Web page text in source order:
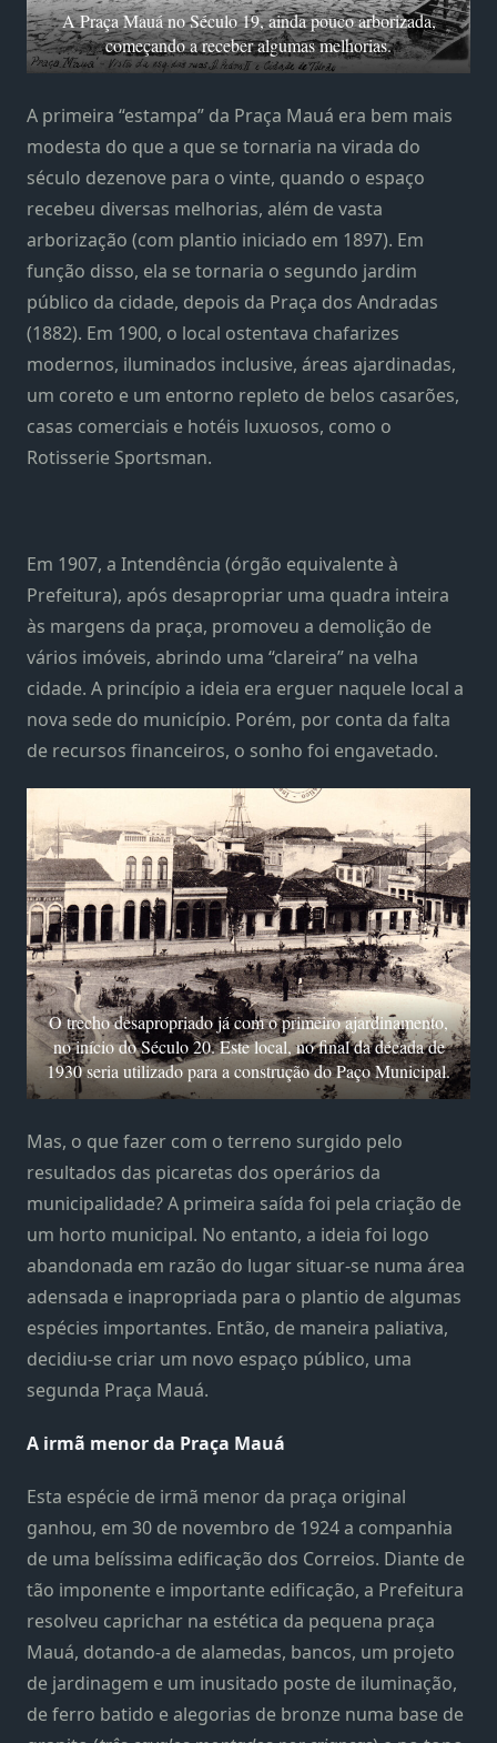
A Praça Mauá no Século 19, ainda pouco arborizada,
começando a receber algumas melhorias.
A primeira “estampa” da Praça Mauá era bem mais
modesta do que a que se tornaria na virada do
século dezenove para o vinte, quando o espaço
recebeu diversas melhorias, além de vasta
arborização (com plantio iniciado em 1897). Em
função disso, ela se tornaria o segundo jardim
público da cidade, depois da Praça dos Andradas
(1882). Em 1900, o local ostentava chafarizes
modernos, iluminados inclusive, áreas ajardinadas,
um coreto e um entorno repleto de belos casarões,
casas comerciais e hotéis luxuosos, como o
Rotisserie Sportsman.
Em 1907, a Intendência (órgão equivalente à
Prefeitura), após desapropriar uma quadra inteira
às margens da praça, promoveu a demolição de
vários imóveis, abrindo uma “clareira” na velha
cidade. A princípio a ideia era erguer naquele local a
nova sede do município. Porém, por conta da falta
de recursos financeiros, o sonho foi engavetado.
O trecho desapropriado já com o primeiro ajardinamento,
no início do Século 20. Este local, no final da década de
1930 seria utilizado para a construção do Paço Municipal.
Mas, o que fazer com o terreno surgido pelo
resultados das picaretas dos operários da
municipalidade? A primeira saída foi pela criação de
um horto municipal. No entanto, a ideia foi logo
abandonada em razão do lugar situar-se numa área
adensada e inapropriada para o plantio de algumas
espécies importantes. Então, de maneira paliativa,
decidiu-se criar um novo espaço público, uma
segunda Praça Mauá.
A irmã menor da Praça Mauá
Esta espécie de irmã menor da praça original
ganhou, em 30 de novembro de 1924 a companhia
de uma belíssima edificação dos Correios. Diante de
tão imponente e importante edificação, a Prefeitura
resolveu caprichar na estética da pequena praça
Mauá, dotando-a de alamedas, bancos, um projeto
de jardinagem e um inusitado poste de iluminação,
de ferro batido e alegorias de bronze numa base de